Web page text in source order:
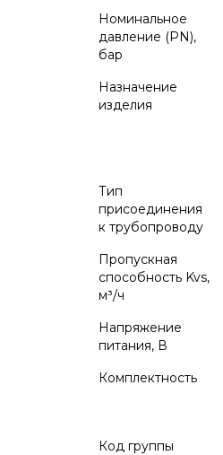
Номинальное
давление (PN),
бар
Назначение
изделия
Тип
присоединения
к трубопроводу
Пропускная
способность Kvs,
м³/ч
Напряжение
питания, В
Комплектность
Код группы